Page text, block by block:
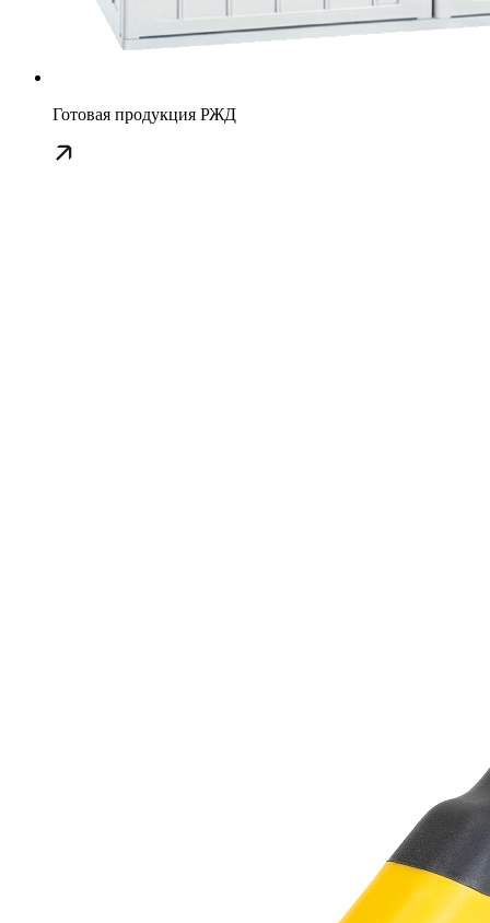
Готовая продукция РЖД